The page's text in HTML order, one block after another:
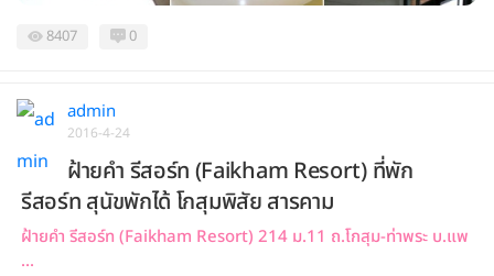
8407 0
admin
2016-4-24
ฝ้ายคำ รีสอร์ท (Faikham Resort) ที่พัก
รีสอร์ท สุนัขพักได้ โกสุมพิสัย สารคาม
ฝ้ายคำ รีสอร์ท (Faikham Resort) 214 ม.11 ถ.โกสุม-ท่าพระ บ.แพ
...